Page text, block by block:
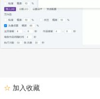
☆ 加入收藏